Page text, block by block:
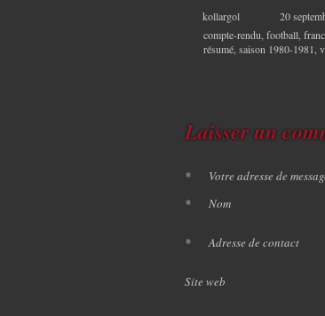
kollargol 20
compte-rendu football
résumé saison 1980-1981
Laisser un
Votre adresse de
*
Nom
*
Adresse de contact
*
Site web